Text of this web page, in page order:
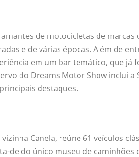
de motocicletas de marcas
e de várias épocas. Além de
em um bar temático, que já
do Dreams Motor Show inclui a
destaques.
Canela, reúne 61 veículos
de do único museu de caminhões